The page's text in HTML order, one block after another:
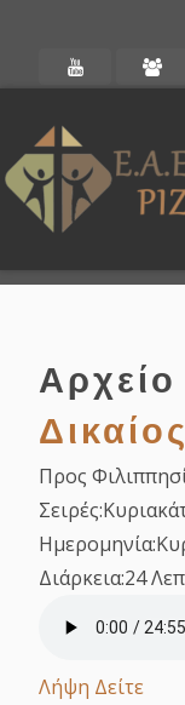
Προς
Σειρές:
Ημερομηνία:
Διάρκεια:24
Λήψη Δείτε